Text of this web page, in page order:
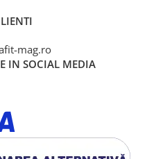
mag.ro
IN SOCIAL MEDIA